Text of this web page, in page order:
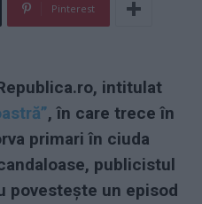
Pinterest
intitulat
, în care trece în
primari în ciuda
publicistul
povestește un episod